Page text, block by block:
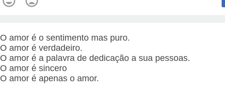
O amor é o sentimento mas puro.
O amor é verdadeiro.
O amor é a palavra de dedicação a sua pessoas.
O amor é sincero
O amor é apenas o amor.